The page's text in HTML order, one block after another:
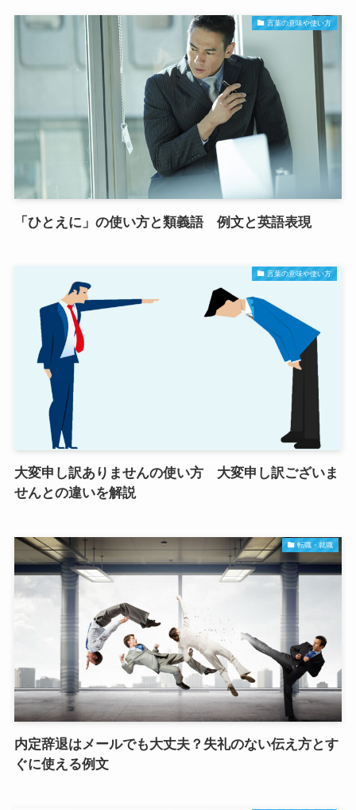
言葉の意味や使い方
「ひとえに」の使い方と類義語 例文と英語表現
言葉の意味や使い方
大変申し訳ありませんの使い方 大変申し訳ございま
せんとの違いを解説
転職・就職
内定辞退はメールでも大丈夫？失礼のない伝え方とす
ぐに使える例文